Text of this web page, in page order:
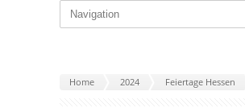
Home 2024 Feiertage Hessen